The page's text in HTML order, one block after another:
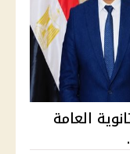
3 مواد بالثانوية العامة